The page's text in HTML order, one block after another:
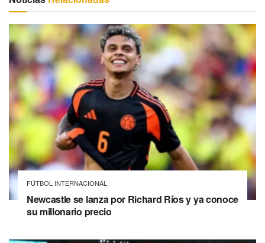
FÚTBOL INTERNACIONAL
Newcastle se lanza por Richard Ríos y ya conoce
su millonario precio